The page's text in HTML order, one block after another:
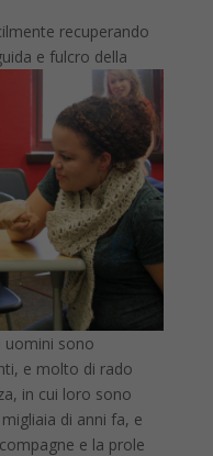
recuperando
e fulcro della
uomini sono
e molto di rado
in cui loro sono
di anni fa, e
e la prole